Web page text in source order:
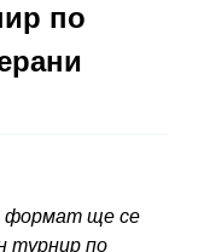
по
формат ще се
турнир по